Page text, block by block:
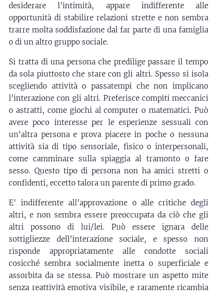
desiderare l'intimità, appare indifferente alle
opportunità di stabilire relazioni strette e non sembra
trarre molta soddisfazione dal far parte di una famiglia
o di un altro gruppo sociale.
Si tratta di una persona che predilige passare il tempo
da sola piuttosto che stare con gli altri. Spesso si isola
scegliendo attività o passatempi che non implicano
l'interazione con gli altri. Preferisce compiti meccanici
o astratti, come giochi al computer o matematici. Può
avere poco interesse per le esperienze sessuali con
un'altra persona e prova piacere in poche o nessuna
attività sia di tipo sensoriale, fisico o interpersonali,
come camminare sulla spiaggia al tramonto o fare
sesso. Questo tipo di persona non ha amici stretti o
confidenti, eccetto talora un parente di primo grado.
E' indifferente all'approvazione o alle critiche degli
altri, e non sembra essere preoccupata da ciò che gli
altri possono di lui/lei. Può essere ignara delle
sottigliezze dell'interazione sociale, e spesso non
risponde appropriatamente alle condotte sociali
cosicché sembra socialmente inetta o superficiale e
assorbita da se stessa. Può mostrare un aspetto mite
senza reattività emotiva visibile, e raramente ricambia